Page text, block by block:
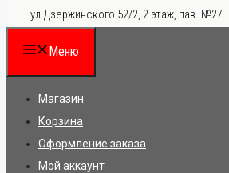
ул.Дзержинского 52/2, 2 этаж, пав. №27
Меню
Магазин
Корзина
Оформление заказа
Мой аккаунт